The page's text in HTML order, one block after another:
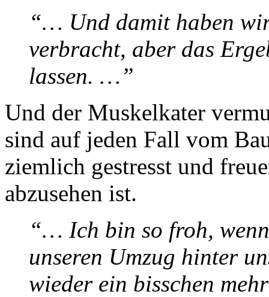
“… Und damit haben
verbracht, aber das
lassen. …”
Und der Muskelkater
sind auf jeden Fall vom
ziemlich gestresst und
abzusehen ist.
“… Ich bin so froh,
unseren Umzug hinter
wieder ein bisschen